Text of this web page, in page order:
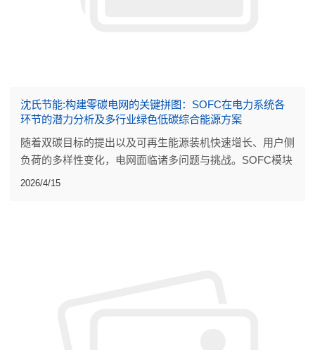
沈氏节能:构建零碳电网的关键拼图：SOFC在电力系统各
环节的潜力分析及多行业绿色低碳综合能源方案
随着双碳目标的提出以及可再生能源装机快速增长、用户侧
负荷的多样性变化，电网面临诸多问题与挑战。SOFC模块
化发电和高温固体氧化物电解水制氢（SOEC）储能技术将
2026/4/15